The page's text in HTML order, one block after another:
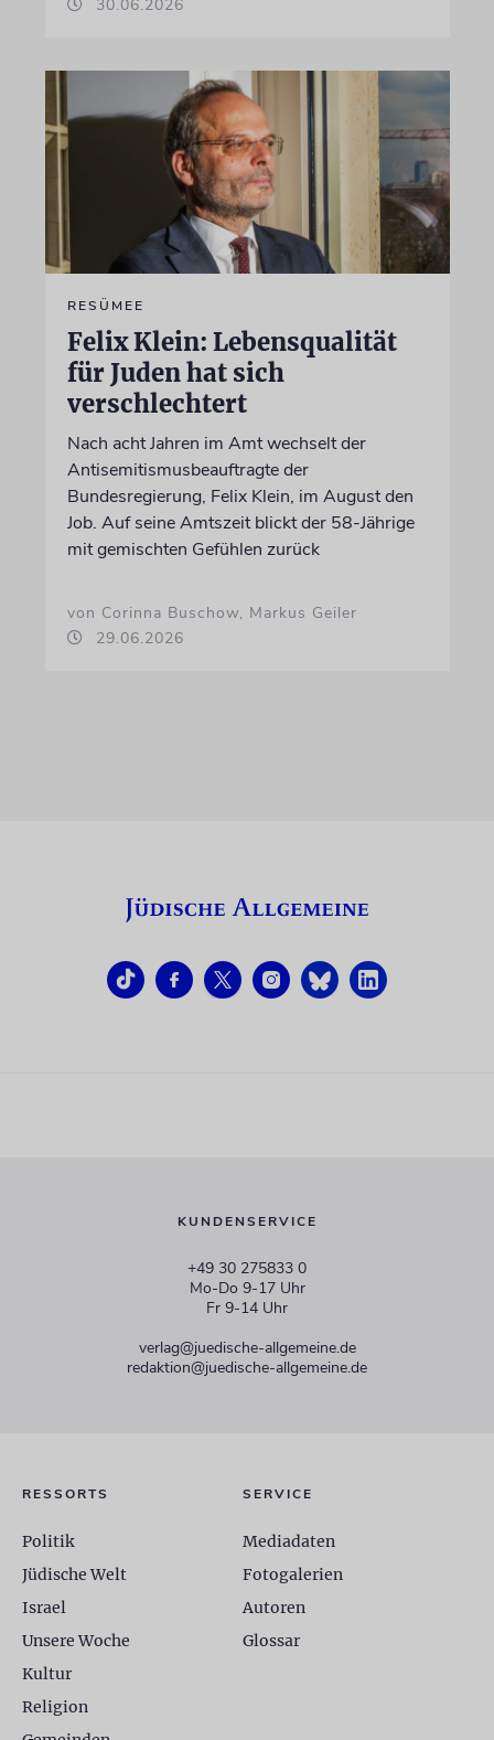
30.06.2026
RESÜMEE
Felix Klein: Lebensqualität
für Juden hat sich
verschlechtert
Nach acht Jahren im Amt wechselt der
Antisemitismusbeauftragte der
Bundesregierung, Felix Klein, im August den
Job. Auf seine Amtszeit blickt der 58-Jährige
mit gemischten Gefühlen zurück
von Corinna Buschow, Markus Geiler
29.06.2026
KUNDENSERVICE
+49 30 275833 0
Mo-Do 9-17 Uhr
Fr 9-14 Uhr
verlag@juedische-allgemeine.de
redaktion@juedische-allgemeine.de
RESSORTS
Politik
Jüdische Welt
Israel
Unsere Woche
Kultur
Religion
SERVICE
Mediadaten
Fotogalerien
Autoren
Glossar